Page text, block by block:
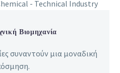
Βιομηχανία
συναντούν μια μοναδική